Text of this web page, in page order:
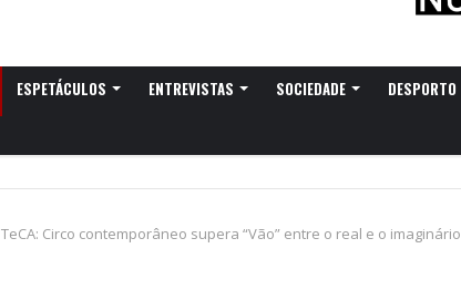
ESPETÁCULOS ENTREVISTAS SOCIEDADE DESPORTO
TeCA: Circo contemporâneo supera “Vão” entre o real e o imaginário